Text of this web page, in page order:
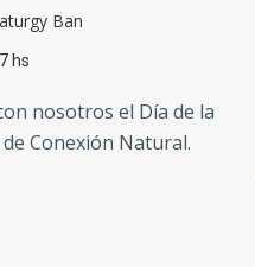
Ban
hs
nosotros el Día de la
Conexión Natural.